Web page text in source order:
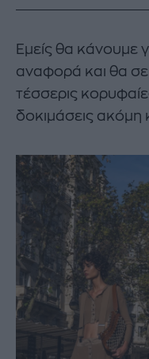
Εμείς θα κάνουμε
αναφορά και θα
τέσσερις
δοκιμάσεις ακόμη